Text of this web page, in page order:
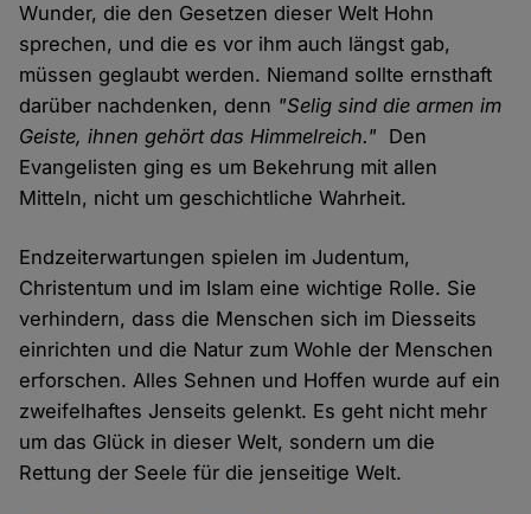
Wunder, die den Gesetzen dieser Welt Hohn
sprechen, und die es vor ihm auch längst gab,
müssen geglaubt werden. Niemand sollte ernsthaft
darüber nachdenken, denn "Selig sind die armen im
Geiste, ihnen gehört das Himmelreich." Den
Evangelisten ging es um Bekehrung mit allen
Mitteln, nicht um geschichtliche Wahrheit.
Endzeiterwartungen spielen im Judentum,
Christentum und im Islam eine wichtige Rolle. Sie
verhindern, dass die Menschen sich im Diesseits
einrichten und die Natur zum Wohle der Menschen
erforschen. Alles Sehnen und Hoffen wurde auf ein
zweifelhaftes Jenseits gelenkt. Es geht nicht mehr
um das Glück in dieser Welt, sondern um die
Rettung der Seele für die jenseitige Welt.